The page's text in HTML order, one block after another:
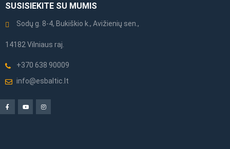
SUSISIEKITE SU MUMIS
Sodų g. 8-4, Bukiškio k., Avižienių sen.,
14182 Vilniaus raj.
+370 638 90009
info@esbaltic.lt